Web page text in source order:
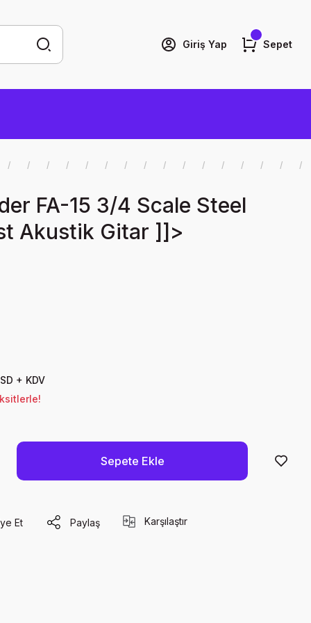
Giriş Yap Sepet
FA-15 3/4 Scale Steel
Akustik Gitar ]]>
+ KDV
Sepete Ekle
Et Paylaş Karşılaştır